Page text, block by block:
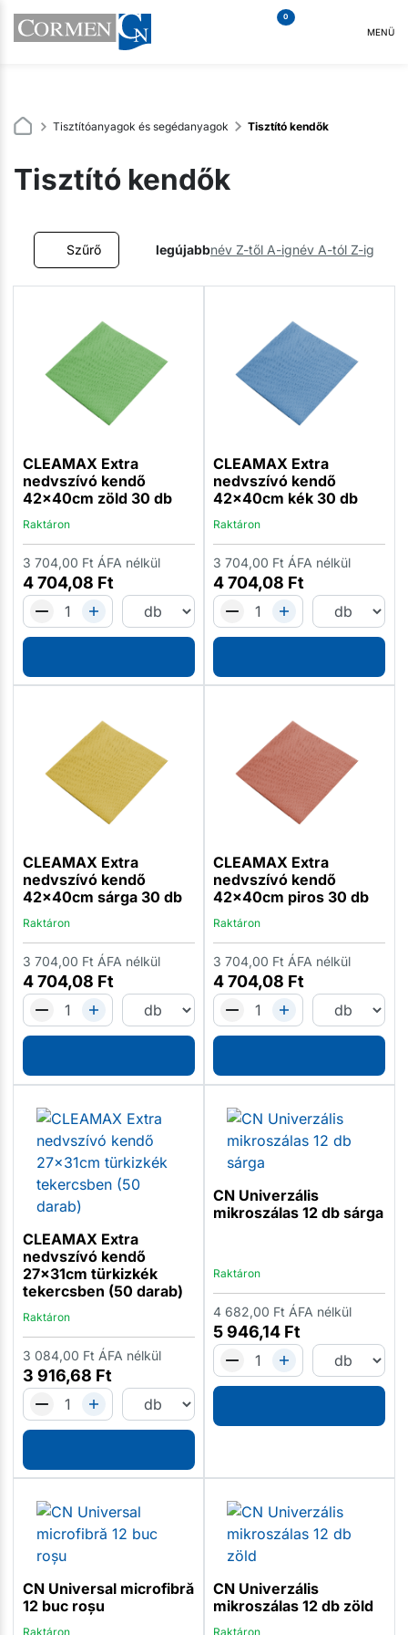
0
MENÜ
Tisztítóanyagok és segédanyagok Tisztító kendők
Tisztító kendők
Szűrő legújabbnév Z-től A-ignév A-tól Z-ig
CLEAMAX Extra
nedvszívó kendő
42x40cm zöld 30 db
Raktáron
4 704,08 Ft
3 704,00 Ft ÁFA nélkül
CLEAMAX Extra
nedvszívó kendő
42x40cm kék 30 db
Raktáron
4 704,08 Ft
3 704,00 Ft ÁFA nélkül
CLEAMAX Extra
nedvszívó kendő
42x40cm sárga 30 db
Raktáron
4 704,08 Ft
3 704,00 Ft ÁFA nélkül
CLEAMAX Extra
nedvszívó kendő
42x40cm piros 30 db
Raktáron
4 704,08 Ft
3 704,00 Ft ÁFA nélkül
CLEAMAX Extra
nedvszívó kendő
27x31cm türkizkék
tekercsben (50 darab)
Raktáron
3 916,68 Ft
3 084,00 Ft ÁFA nélkül
CN Univerzális
mikroszálas 12 db sárga
Raktáron
5 946,14 Ft
4 682,00 Ft ÁFA nélkül
CN Universal microfibră
12 buc roșu
Raktáron
CN Univerzális
mikroszálas 12 db zöld
Raktáron